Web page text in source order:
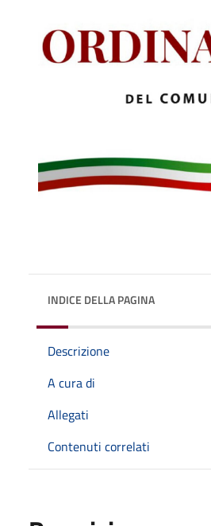
INDICE DELLA PAGINA
Descrizione
A cura di
Allegati
Contenuti correlati